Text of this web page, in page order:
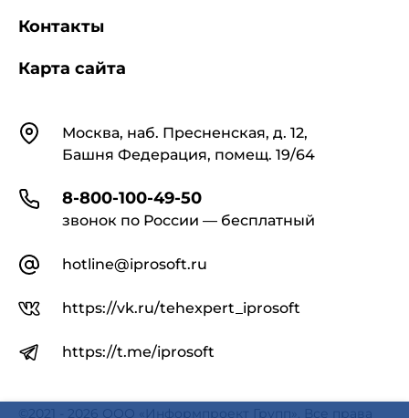
КонтактыМосква, наб. Пресненская, д. 12,
Башня Федерация, помещ. 19/64
8-800-100-49-50
звонок по России — бесплатный
hotline@iprosoft.ru
https://vk.ru/tehexpert_iprosoft
https://t.me/iprosoft
Контакты
Карта сайта
©2021 - 2026 ООО «Информпроект Групп». Все права